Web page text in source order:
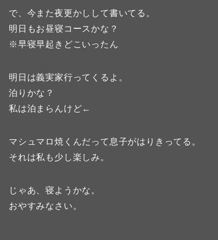
で、今また夜更かしして書いてる。
明日もお昼寝コースかな？
※早寝早起きどこいったん
明日は義実家行ってくるよ。
泊りかな？
私は泊まらんけど←
マシュマロ焼くんだって息子がはりきってる。
それは私も少し楽しみ。
じゃあ、寝ようかな。
おやすみなさい。